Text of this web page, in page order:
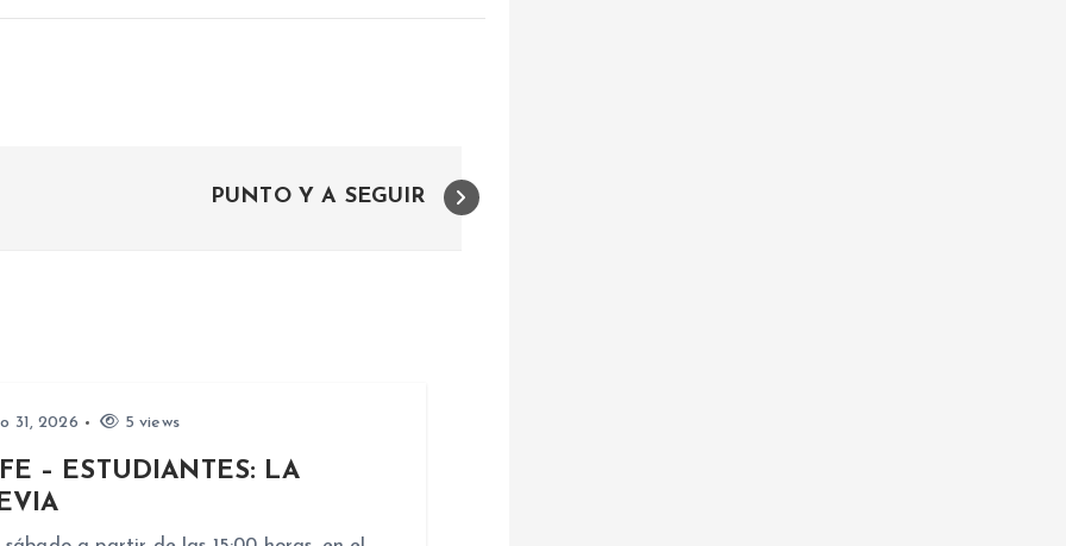
PUNTO Y A SEGUIR
31, 2026 5 views
– ESTUDIANTES: LA